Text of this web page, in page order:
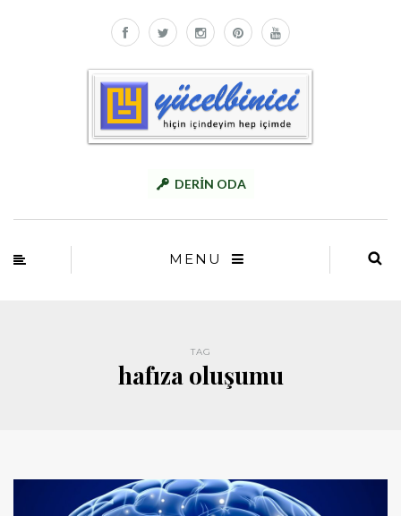
DERİN ODA
MENU
TAG
hafıza oluşumu